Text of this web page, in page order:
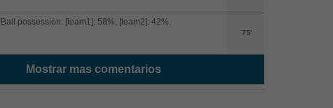
Ball possession: [team1]: 58%, [team2]: 42%.
75'
Mostrar mas comentarios